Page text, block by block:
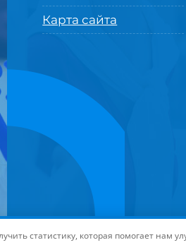
Карта сайта
и интернет-маркетинга
статистику, которая помогает